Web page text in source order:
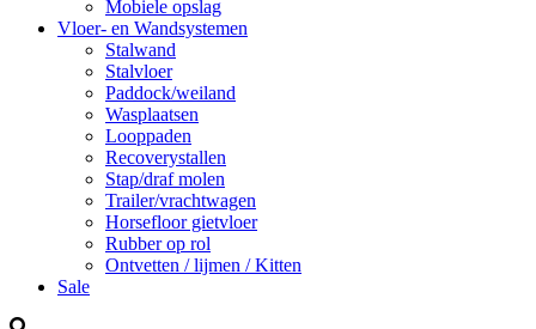
Mobiele opslag
Vloer- en Wandsystemen
Stalwand
Stalvloer
Paddock/weiland
Wasplaatsen
Looppaden
Recoverystallen
Stap/draf molen
Trailer/vrachtwagen
Horsefloor gietvloer
Rubber op rol
Ontvetten / lijmen / Kitten
Sale